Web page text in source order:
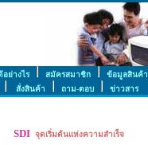
อย่างไร สมัครสมาชิก
ข้อมูลสินค้า
สั่งสินค้า ถาม-ตอบ ข่าวสาร
SDI จุดเริ่มต้นแห่งความสำเร็จ